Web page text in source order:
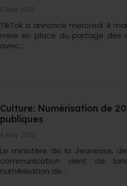
5 May 2022
TikTok a annoncé mercredi 4
mise en place du partage des
avec...
Culture: Numérisation de
publiques
4 May 2022
Le ministère de la Jeunesse,
communication vient de
numérisation de...